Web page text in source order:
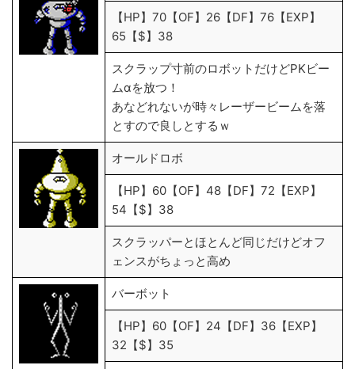
【HP】70【OF】26【DF】76【EXP】
65【$】38
スクラップ寸前のロボットだけどPKビー
ムαを放つ！
あなどれないが時々レーザービームを落
とすので良しとするｗ
オールドロボ
【HP】60【OF】48【DF】72【EXP】
54【$】38
スクラッパーとほとんど同じだけどオフ
ェンスがちょっと高め
バーボット
【HP】60【OF】24【DF】36【EXP】
32【$】35